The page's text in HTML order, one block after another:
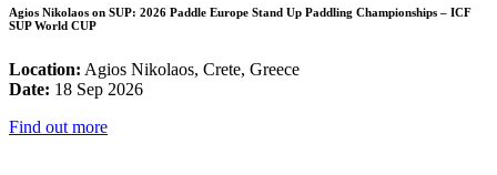
Agios Nikolaos on SUP: 2026 Paddle Europe Stand Up Paddling Championships – ICF
SUP World CUP
Location: Agios Nikolaos, Crete, Greece
Date: 18 Sep 2026
Find out more